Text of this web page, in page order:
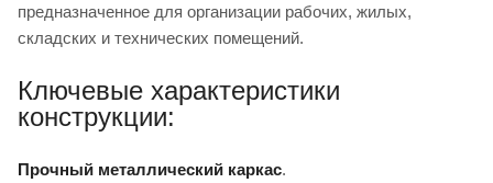
предназначенное для организации рабочих, жилых,
складских и технических помещений.
Ключевые характеристики
конструкции:
Прочный металлический каркас.